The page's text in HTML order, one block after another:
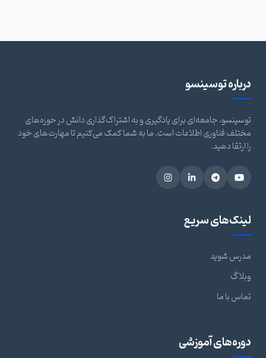
درباره توسینسو
توسینسو، جامعه‌ای برای یادگیری و به اشتراک‌گذاری دانش در حوزه‌های
مختلف فناوری اطلاعات است. ما به شما کمک می‌کنیم تا مهارت‌های خود
را ارتقا دهید.
لینک‌های سریع
مدرس شوید
وبلاگ
تماس با ما
دوره‌های آموزشی